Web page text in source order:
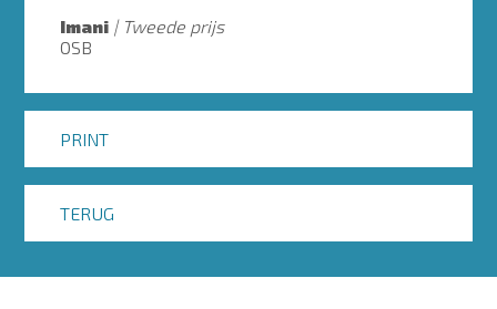
Imani
Tweede prijs
OSB
PRINT
TERUG